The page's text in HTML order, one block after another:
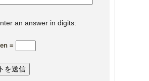
an answer in digits:
=